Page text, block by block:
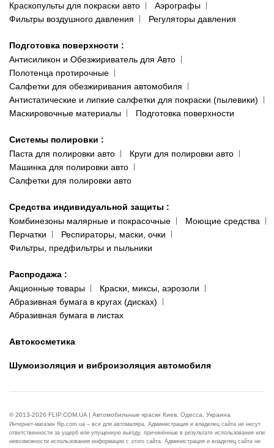
Краскопульты для покраски авто
Аэрографы
Фильтры воздушного давления
Регуляторы давления
Подготовка поверхности :
Антисиликон и Обезжириватель для Авто
Полотенца протирочные
Салфетки для обезжиривания автомобиля
Антистатические и липкие салфетки для покраски (пылевики)
Маскировочные материалы
Подготовка поверхности
Системы полировки :
Паста для полировки авто
Круги для полировки авто
Машинка для полировки авто
Салфетки для полировки авто
Средства индивидуальной защиты :
Комбинезоны малярные и покрасочные
Моющие средства
Перчатки
Респираторы, маски, очки
Фильтры, предфильтры и пыльники
Распродажа :
Акционные товары
Краски, миксы, аэрозоли
Абразивная бумага в кругах (дисках)
Абразивная бумага в листах
Автокосметика
Шумоизоляция и виброизоляция автомобиля
© 2013-2026 FLIP.COM.UA | Автомобильные краски Киев, Одесса, Украина
Интернет-магазин flip.com.ua – все для автомаляра. Администрация и владелец сайта не несут
ответственности за ущерб или упущенную выгоду, причинённые в результате использования или
невозможности использования информации с этого сайта. Администрация и владелец сайта не